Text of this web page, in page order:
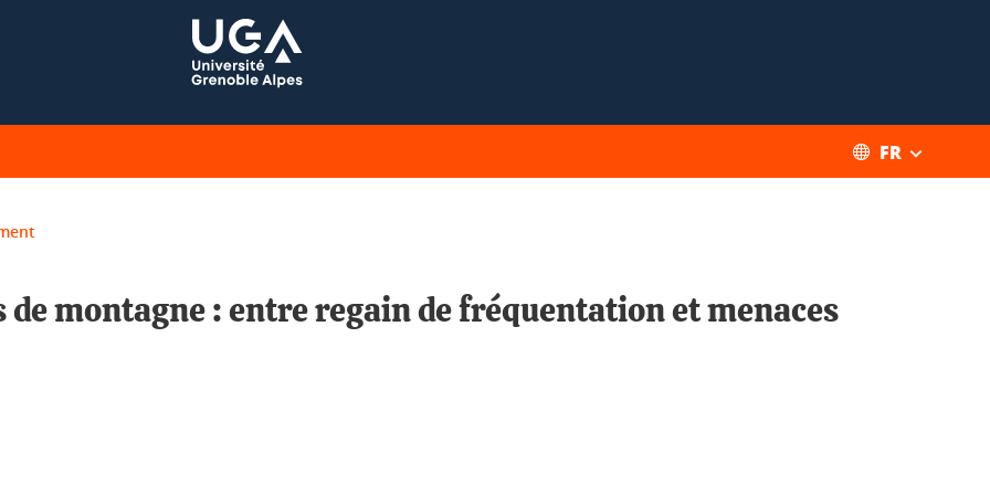
FR
montagne : entre regain de fréquentation et menaces